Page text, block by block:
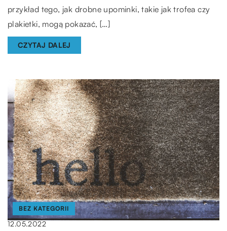
przykład tego, jak drobne upominki, takie jak trofea czy
plakietki, mogą pokazać, […]
CZYTAJ DALEJ
BEZ KATEGORII
12.05.2022